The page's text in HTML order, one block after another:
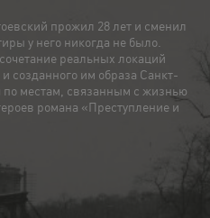
прожил 28 лет и сменил
у него никогда не было.
реальных локаций
созданного им образа Санкт-
местам, связанным с жизнью
романа «Преступление и